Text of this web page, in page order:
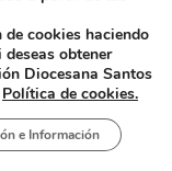
el final de
cookies haciendo
obtener
Diocesana Santos
Política de cookies.
e Información